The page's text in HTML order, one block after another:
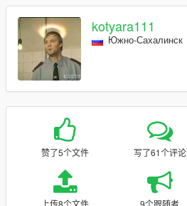
kotyara111
Южно-Сахалинск
赞了5个文件 写了61个评论
上传8个文件 9个跟随者